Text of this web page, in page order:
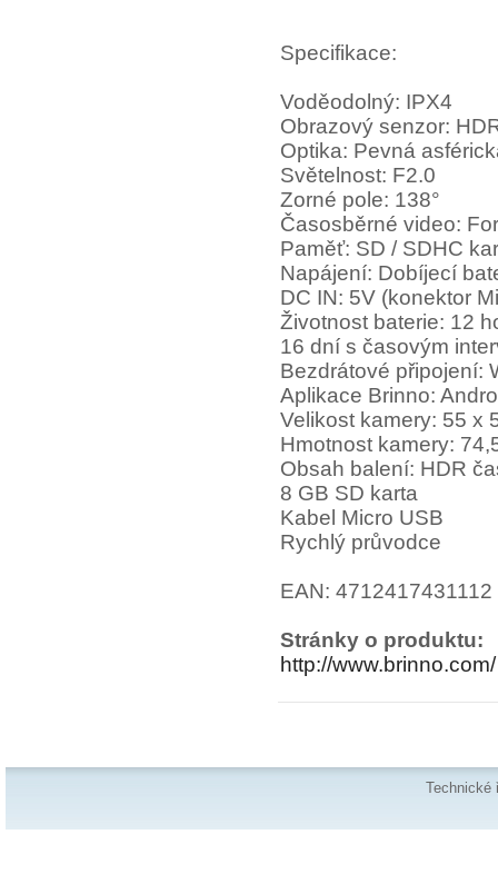
Specifikace:
Voděodolný: IPX4
Obrazový senzor:
Optika: Pevná
Světelnost: F2.0
Zorné pole: 138°
Časosběrné video:
Paměť: SD / SDHC
Napájení: Dobíjecí
DC IN: 5V (konektor
Životnost baterie: 12
16 dní s časovým
Bezdrátové připojení:
Aplikace Brinno:
Velikost kamery: 55 x
Hmotnost kamery:
Obsah balení: HDR
8 GB SD karta
Kabel Micro USB
Rychlý průvodce
EAN: 4712417431112
Stránky o produktu:
http://www.brinno.com/